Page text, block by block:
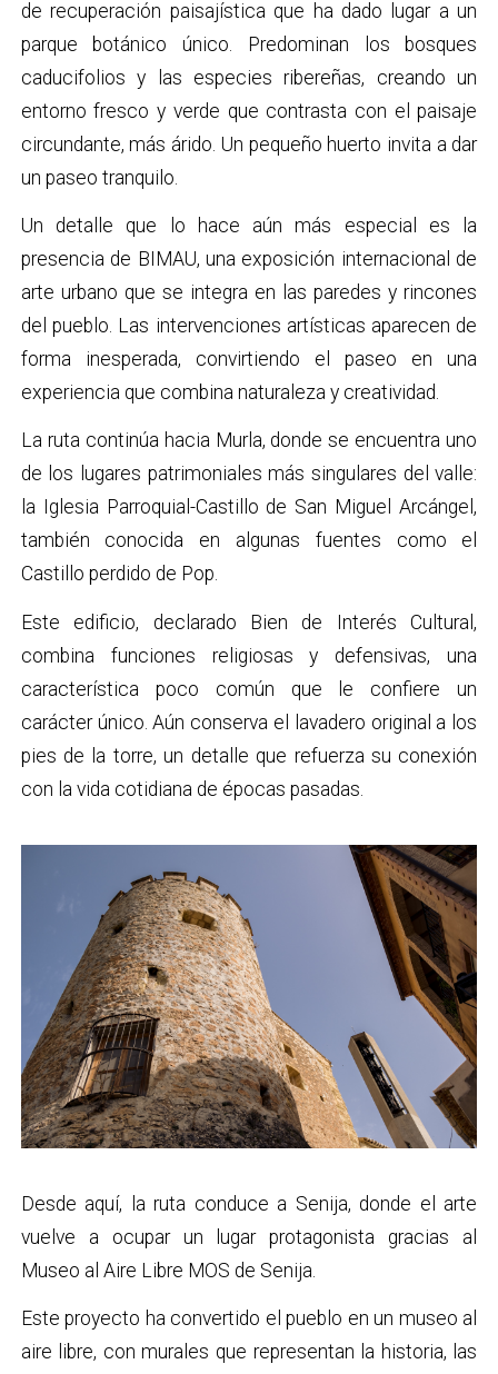
de recuperación paisajística que ha dado lugar a un
parque botánico único. Predominan los bosques
caducifolios y las especies ribereñas, creando un
entorno fresco y verde que contrasta con el paisaje
circundante, más árido. Un pequeño huerto invita a dar
un paseo tranquilo.
Un detalle que lo hace aún más especial es la
presencia de BIMAU, una exposición internacional de
arte urbano que se integra en las paredes y rincones
del pueblo. Las intervenciones artísticas aparecen de
forma inesperada, convirtiendo el paseo en una
experiencia que combina naturaleza y creatividad.
La ruta continúa hacia Murla, donde se encuentra uno
de los lugares patrimoniales más singulares del valle:
la Iglesia Parroquial-Castillo de San Miguel Arcángel,
también conocida en algunas fuentes como el
Castillo perdido de Pop.
Este edificio, declarado Bien de Interés Cultural,
combina funciones religiosas y defensivas, una
característica poco común que le confiere un
carácter único. Aún conserva el lavadero original a los
pies de la torre, un detalle que refuerza su conexión
con la vida cotidiana de épocas pasadas.
Desde aquí, la ruta conduce a Senija, donde el arte
vuelve a ocupar un lugar protagonista gracias al
Museo al Aire Libre MOS de Senija.
Este proyecto ha convertido el pueblo en un museo al
aire libre, con murales que representan la historia, las